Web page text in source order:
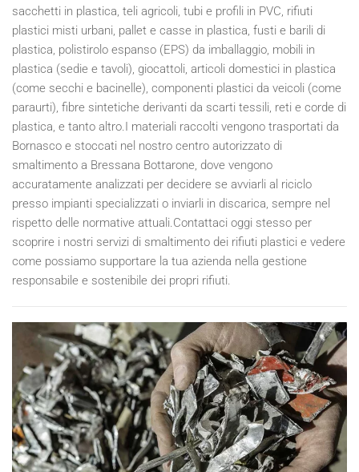
sacchetti in plastica, teli agricoli, tubi e profili in PVC, rifiuti
plastici misti urbani, pallet e casse in plastica, fusti e barili di
plastica, polistirolo espanso (EPS) da imballaggio, mobili in
plastica (sedie e tavoli), giocattoli, articoli domestici in plastica
(come secchi e bacinelle), componenti plastici da veicoli (come
paraurti), fibre sintetiche derivanti da scarti tessili, reti e corde di
plastica, e tanto altro.I materiali raccolti vengono trasportati da
Bornasco e stoccati nel nostro centro autorizzato di
smaltimento a Bressana Bottarone, dove vengono
accuratamente analizzati per decidere se avviarli al riciclo
presso impianti specializzati o inviarli in discarica, sempre nel
rispetto delle normative attuali.Contattaci oggi stesso per
scoprire i nostri servizi di smaltimento dei rifiuti plastici e vedere
come possiamo supportare la tua azienda nella gestione
responsabile e sostenibile dei propri rifiuti.